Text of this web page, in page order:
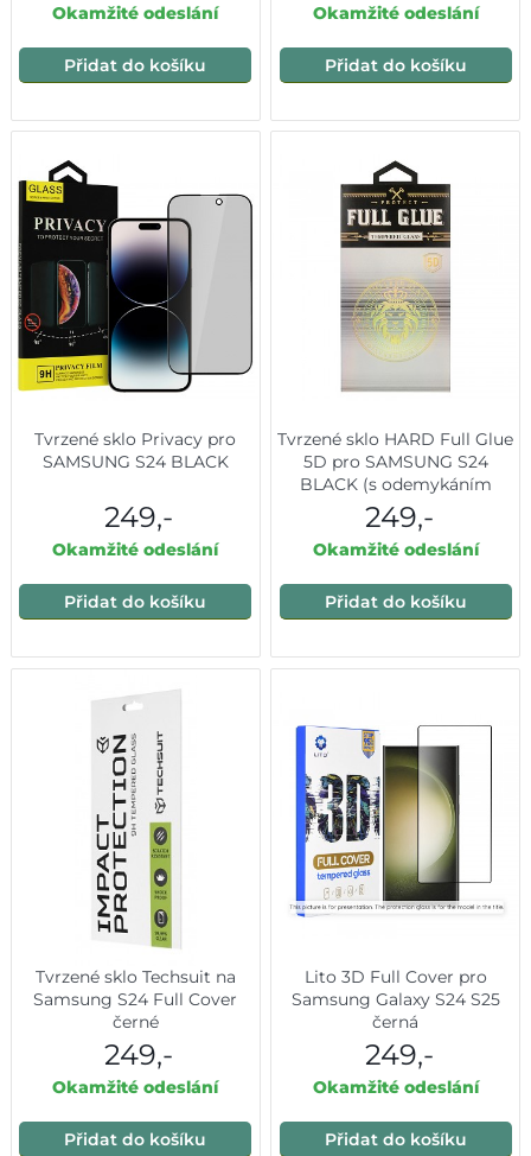
Okamžité odeslání
Přidat do košíku
Okamžité odeslání
Přidat do košíku
Tvrzené sklo Privacy pro
SAMSUNG S24 BLACK
249,-
Okamžité odeslání
Přidat do košíku
Tvrzené sklo HARD Full Glue
5D pro SAMSUNG S24
BLACK (s odemykáním
otiskem prstu)
249,-
Okamžité odeslání
Přidat do košíku
Tvrzené sklo Techsuit na
Samsung S24 Full Cover
černé
249,-
Okamžité odeslání
Přidat do košíku
Lito 3D Full Cover pro
Samsung Galaxy S24 S25
černá
249,-
Okamžité odeslání
Přidat do košíku